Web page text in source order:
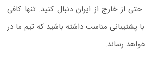
حتی از خارج از ایران دنبال کنید. تنها کافی
مناسب داشته باشید که تیم ما در
رساند.